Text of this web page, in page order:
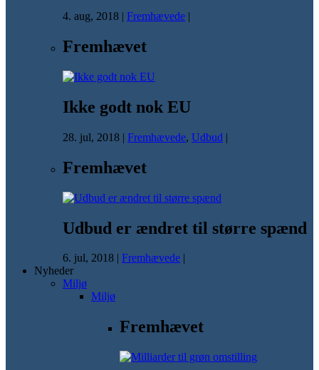
4. aug, 2018 | Fremhævede |
Fremhævet
Ikke godt nok EU
28. jul, 2018 | Fremhævede, Udbud |
Fremhævet
Udbud er ændret til større spænd
6. jul, 2018 | Fremhævede |
Nyheder
Miljø
Miljø
Fremhævet